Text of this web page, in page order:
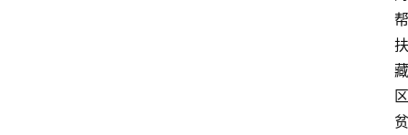
帮
扶
藏
区
贫